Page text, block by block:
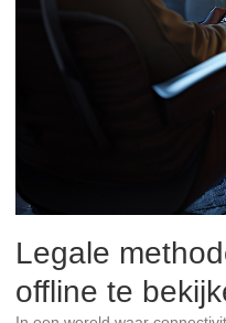
Legale
offline te